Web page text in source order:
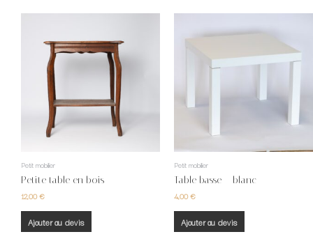
Petit mobilier
Petite table en bois
12,00€
Ajouter au devis
Petit mobilier
Table basse – blanc
4,00€
Ajouter au devis